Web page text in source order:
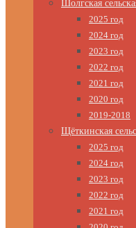
Шолгская
2025 год
2024 год
2023 год
2022 год
2021 год
2020 год
2019-2018
Щёткинская
2025 год
2024 год
2023 год
2022 год
2021 год